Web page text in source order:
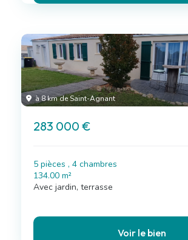
à 8 km de Saint-Agnant
283 000 €
5 pièces , 4 chambres
134.00 m²
Avec jardin, terrasse
Voir le bien